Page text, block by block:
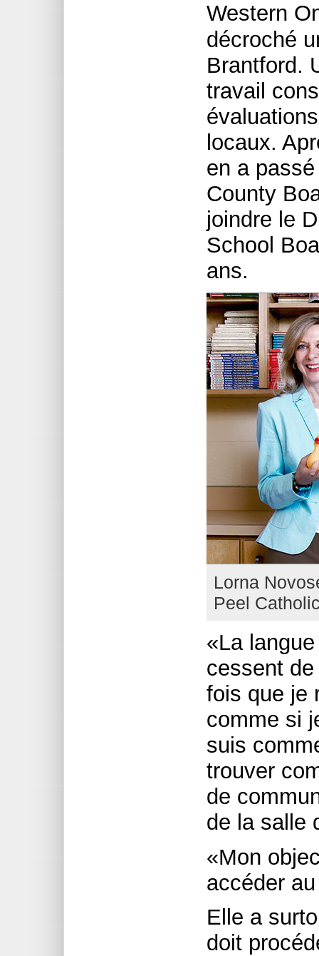
Western
décroché
Brantford.
travail
locaux.
en a
County
joindre le
School
ans.
Lorna
Peel
«La
cessent
fois que je
comme si
suis
trouver
de
de la salle
«Mon
accéder
Elle a
doit